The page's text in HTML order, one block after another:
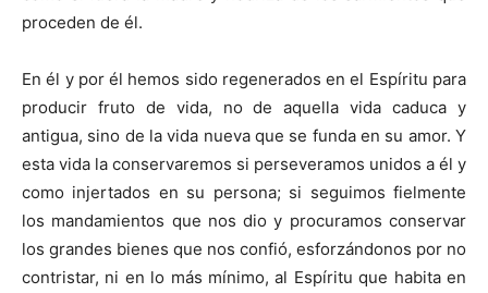
proceden de él.
En él y por él hemos sido regenerados en el Espíritu para
producir fruto de vida, no de aquella vida caduca y
antigua, sino de la vida nueva que se funda en su amor. Y
esta vida la conservaremos si perseveramos unidos a él y
como injertados en su persona; si seguimos fielmente
los mandamientos que nos dio y procuramos conservar
los grandes bienes que nos confió, esforzándonos por no
contristar, ni en lo más mínimo, al Espíritu que habita en